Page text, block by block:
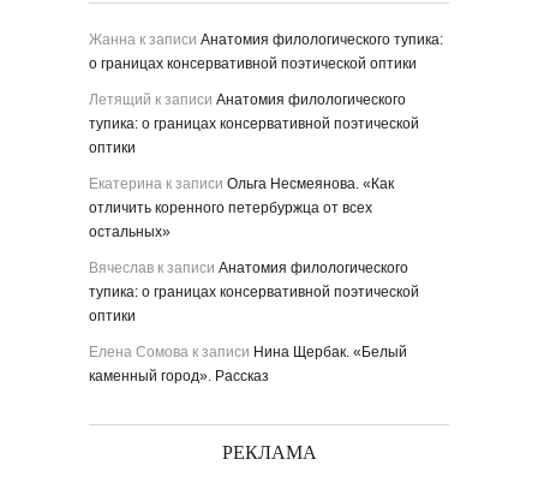
Жанна к записи Анатомия филологического тупика:
о границах консервативной поэтической оптики
Летящий к записи Анатомия филологического
тупика: о границах консервативной поэтической
оптики
Екатерина к записи Ольга Несмеянова. «Как
отличить коренного петербуржца от всех
остальных»
Вячеслав к записи Анатомия филологического
тупика: о границах консервативной поэтической
оптики
Елена Сомова к записи Нина Щербак. «Белый
каменный город». Рассказ
РЕКЛАМА